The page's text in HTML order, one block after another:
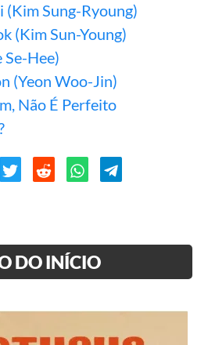
(Kim Sung-Ryoung)
(Kim Sun-Young)
Se-Hee)
(Yeon Woo-Jin)
Não É Perfeito
DO INÍCIO